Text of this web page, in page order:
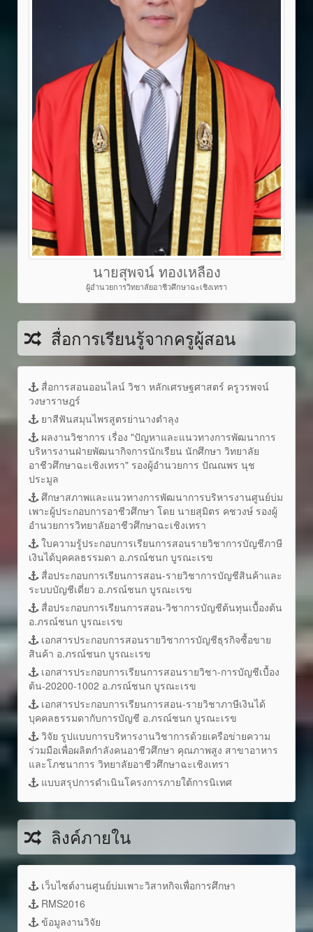
นายสุพจน์ ทองเหลือง
ผู้อำนวยการวิทยาลัยอาชีวศึกษาฉะเชิงเทรา
สื่อการเรียนรู้จากครูผู้สอน
สื่อการสอนออนไลน์ วิชา หลักเศรษฐศาสตร์ ครูวรพจน์
วงษาราษฎร์
ยาสีฟันสมุนไพรสูตรย่านางตำลุง
ผลงานวิชาการ เรื่อง "ปัญหาและแนวทางการพัฒนาการ
บริหารงานฝ่ายพัฒนากิจการนักเรียน นักศึกษา วิทยาลัย
อาชีวศึกษาฉะเชิงเทรา" รองผู้อำนวยการ ปัณณพร นุช
ประมูล
ศึกษาสภาพและแนวทางการพัฒนาการบริหารงานศูนย์บ่ม
เพาะผู้ประกอบการอาชีวศึกษา โดย นายสุมิตร คชวงษ์ รองผู้
อำนวยการวิทยาลัยอาชีวศึกษาฉะเชิงเทรา
ใบความรู้ประกอบการเรียนการสอนรายวิชาการบัญชีภาษี
เงินได้บุคคลธรรมดา อ.ภรณ์ชนก บูรณะเรข
สื่อประกอบการเรียนการสอน-รายวิชาการบัญชีสินค้าและ
ระบบบัญชีเดี่ยว อ.ภรณ์ชนก บูรณะเรข
สื่อประกอบการเรียนการสอน-วิชาการบัญชีต้นทุนเบื้องต้น
อ.ภรณ์ชนก บูรณะเรข
เอกสารประกอบการสอนรายวิชาการบัญชีธุรกิจซื้อขาย
สินค้า อ.ภรณ์ชนก บูรณะเรข
เอกสารประกอบการเรียนการสอนรายวิชา-การบัญชีเบื้อง
ต้น-20200-1002 อ.ภรณ์ชนก บูรณะเรข
เอกสารประกอบการเรียนการสอน-รายวิชาภาษีเงินได้
บุคคลธรรมดากับการบัญชี อ.ภรณ์ชนก บูรณะเรข
วิจัย รูปแบบการบริหารงานวิชาการด้วยเครือข่ายความ
ร่วมมือเพื่อผลิตกำลังคนอาชีวศึกษา คุณภาพสูง สาขาอาหาร
และโภชนาการ วิทยาลัยอาชีวศึกษาฉะเชิงเทรา
แบบสรุปการดำเนินโครงการภายใต้การนิเทศ
ลิงค์ภายใน
เว็บไซต์งานศูนย์บ่มเพาะวิสาหกิจเพื่อการศึกษา
RMS2016
ข้อมูลงานวิจัย